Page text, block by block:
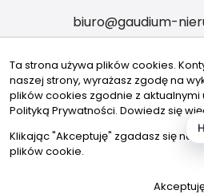
biuro@gaudium-
604-
Znajdziesz
© 2026 Wszystkie prawa
Ta strona używa plików cookies.
naszej strony, wyrażasz zgodę na
plików cookies zgodnie z
Polityką Prywatności. Dowiedz się
Klikając "Akceptuję" zgadasz się na
plików cookie.